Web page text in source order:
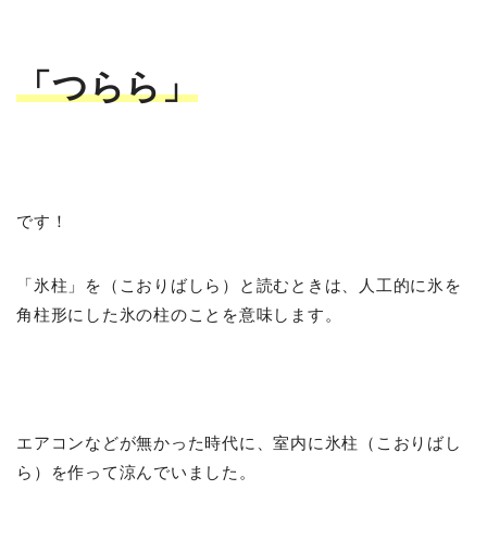
「つらら」
です！
「氷柱」を（こおりばしら）と読むときは、人工的に氷を
角柱形にした氷の柱のことを意味します。
エアコンなどが無かった時代に、室内に氷柱（こおりばし
ら）を作って涼んでいました。